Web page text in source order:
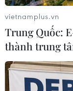
May mắn là
Nhiều bình
ứng nhanh
một bài học
trẻ khi tham
vietnamplus.vn
Trung Quốc:
thành trung